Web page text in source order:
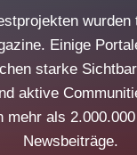
wurden
Einige
starke
aktive
mehr als
Newsbeiträge.